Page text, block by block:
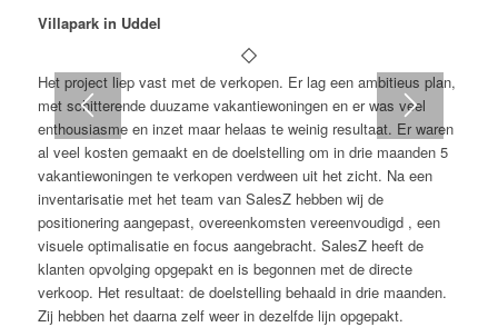
Villapark in Uddel
Het project liep vast met de verkopen. Er lag een ambitieus plan,
met schitterende duuzame vakantiewoningen en er was veel
enthousiasme en inzet maar helaas te weinig resultaat. Er waren
al veel kosten gemaakt en de doelstelling om in drie maanden 5
vakantiewoningen te verkopen verdween uit het zicht. Na een
inventarisatie met het team van SalesZ hebben wij de
positionering aangepast, overeenkomsten vereenvoudigd , een
visuele optimalisatie en focus aangebracht. SalesZ heeft de
klanten opvolging opgepakt en is begonnen met de directe
verkoop. Het resultaat: de doelstelling behaald in drie maanden.
Zij hebben het daarna zelf weer in dezelfde lijn opgepakt.